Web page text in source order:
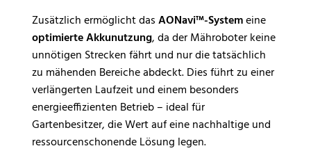
Zusätzlich ermöglicht dasAONavi™-Systemeine
optimierte Akkunutzung, da der Mähroboter keine
unnötigen Strecken fährt und nur die tatsächlich
zu mähenden Bereiche abdeckt. Dies führt zu einer
verlängerten Laufzeit und einem besonders
energieeffizienten Betrieb – ideal für
Gartenbesitzer, die Wert auf eine nachhaltige und
ressourcenschonende Lösung legen.